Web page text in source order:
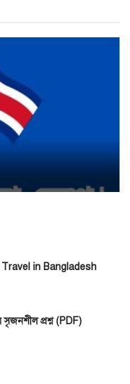
in Bangladesh
সৃজনশীল প্রশ্ন (PDF)